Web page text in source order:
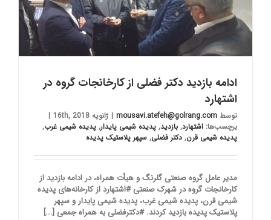
ادامه بازدید دکتر فضلی از کارخانجات گروه در
اشتهارد
توسط mousavi.atefeh@golrang.com
| ژانویه 16th, 2018
|
برچسب‌ها: اشتهارد, بازدید, پدیده شیمی پایدار, پدیده شیمی غرب,
پدیده شیمی قرن, دکتر فضلی, سپهر پلاستیک پدیده
مدیر عامل گروه صنعتی گلرنگ و هیأت همراه، در ادامه بازدید از
کارخانجات گروه در شهرک صنعتی #اشتهارد از کارخانه‌های پدیده
شیمی قرن، پدیده شیمی غرب، پدیده شیمی پایدار و سپهر
پلاستیک پدیده بازدید کردند. #دکترفضلی به همراه جمعی [...]